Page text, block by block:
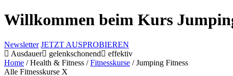
Willkommen beim Kurs
Newsletter JETZT AUSPROBIEREN
Ausdauer
gelenkschonend
effektiv
Home /Health & Fitness /Fitnesskurse /Jumping Fitness
Alle Fitnesskurse X